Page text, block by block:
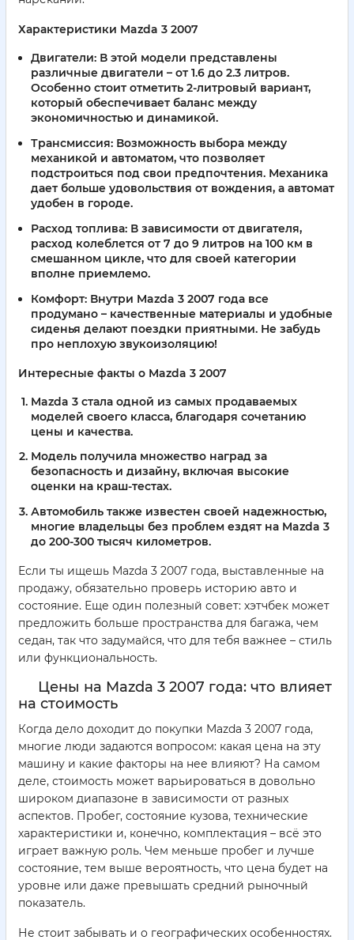
Характеристики Mazda 3 2007
Двигатели: В этой модели представлены
различные двигатели – от 1.6 до 2.3 литров.
Особенно стоит отметить 2-литровый вариант,
который обеспечивает баланс между
экономичностью и динамикой.
Трансмиссия: Возможность выбора между
механикой и автоматом, что позволяет
подстроиться под свои предпочтения. Механика
дает больше удовольствия от вождения, а автомат
удобен в городе.
Расход топлива: В зависимости от двигателя,
расход колеблется от 7 до 9 литров на 100 км в
смешанном цикле, что для своей категории
вполне приемлемо.
Комфорт: Внутри Mazda 3 2007 года все
продумано – качественные материалы и удобные
сиденья делают поездки приятными. Не забудь
про неплохую звукоизоляцию!
Интересные факты о Mazda 3 2007
Mazda 3 стала одной из самых продаваемых
моделей своего класса, благодаря сочетанию
цены и качества.
Модель получила множество наград за
безопасность и дизайну, включая высокие
оценки на краш-тестах.
Автомобиль также известен своей надежностью,
многие владельцы без проблем ездят на Mazda 3
до 200-300 тысяч километров.
Если ты ищешь Mazda 3 2007 года, выставленные на
продажу, обязательно проверь историю авто и
состояние. Еще один полезный совет: хэтчбек может
предложить больше пространства для багажа, чем
седан, так что задумайся, что для тебя важнее – стиль
или функциональность.
Цены на Mazda 3 2007 года: что влияет
на стоимость
Когда дело доходит до покупки Mazda 3 2007 года,
многие люди задаются вопросом: какая цена на эту
машину и какие факторы на нее влияют? На самом
деле, стоимость может варьироваться в довольно
широком диапазоне в зависимости от разных
аспектов. Пробег, состояние кузова, технические
характеристики и, конечно, комплектация – всё это
играет важную роль. Чем меньше пробег и лучше
состояние, тем выше вероятность, что цена будет на
уровне или даже превышать средний рыночный
показатель.
Не стоит забывать и о географических особенностях.